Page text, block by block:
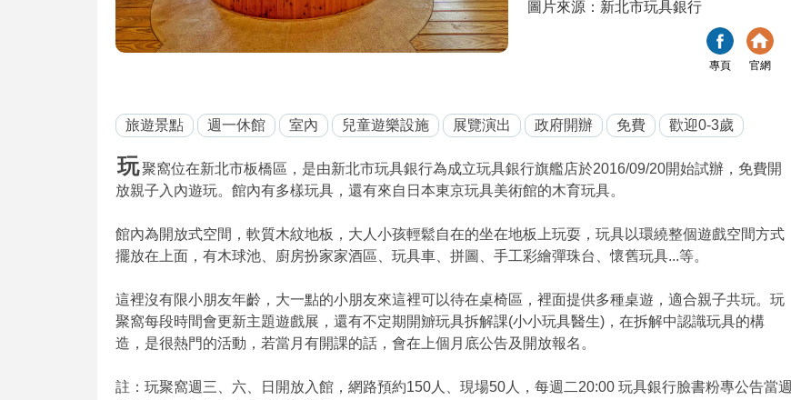
圖片來源：新北市玩具銀行
專頁 官網
旅遊景點 週一休館 室內 兒童遊樂設施 展覽演出 政府開辦 免費 歡迎0-3歲
玩聚窩位在新北市板橋區，是由新北市玩具銀行為成立玩具銀行旗艦店於2016/09/20開始試辦，免費開
放親子入內遊玩。館內有多樣玩具，還有來自日本東京玩具美術館的木育玩具。
館內為開放式空間，軟質木紋地板，大人小孩輕鬆自在的坐在地板上玩耍，玩具以環繞整個遊戲空間方式
擺放在上面，有木球池、廚房扮家家酒區、玩具車、拼圖、手工彩繪彈珠台、懷舊玩具...等。
這裡沒有限小朋友年齡，大一點的小朋友來這裡可以待在桌椅區，裡面提供多種桌遊，適合親子共玩。玩
聚窩每段時間會更新主題遊戲展，還有不定期開辧玩具拆解課(小小玩具醫生)，在拆解中認識玩具的構
造，是很熱門的活動，若當月有開課的話，會在上個月底公告及開放報名。
註：玩聚窩週三、六、日開放入館，網路預約150人、現場50人，每週二20:00 玩具銀行臉書粉專公告當週